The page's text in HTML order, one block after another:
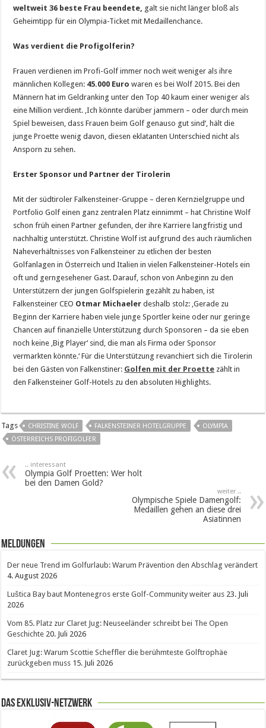
weltweit 36 beste Frau beendete, galt sie nicht länger bloß als
Geheimtipp für ein Olympia-Ticket mit Medaillenchance.
Was verdient die Profigolferin?
Frauen verdienen im Profi-Golf immer noch weit weniger als ihre
männlichen Kollegen: 45.000 Euro waren es bei Wolf 2015. Bei den
Männern hat im Geldranking unter den Top 40 kaum einer weniger als
eine Million verdient. ‚Ich könnte darüber jammern – oder durch mein
Spiel beweisen, dass Frauen beim Golf genauso gut sind‘, hält die
junge Proette wenig davon, diesen eklatanten Unterschied nicht als
Ansporn zu sehen.
Erster Sponsor und Partner der Tirolerin
Mit der südtiroler Falkensteiner-Gruppe – deren Kernzielgruppe und
Portfolio Golf einen ganz zentralen Platz einnimmt – hat Christine Wolf
schon früh einen Partner gefunden, der ihre Karriere langfristig und
nachhaltig unterstützt. Christine Wolf ist aufgrund des auch räumlichen
Naheverhältnisses von Falkensteiner zu etlichen der besten
Golfanlagen in Österreich und Italien in vielen Falkensteiner-Hotels ein
oft und gerngesehener Gast. Darauf, schon von Anbeginn zu den
Unterstützern der jungen Golfspielerin gezählt zu haben, ist
Falkensteiner CEO Otmar Michaeler deshalb stolz: ‚Gerade zu
Beginn der Karriere haben viele junge Sportler keine oder nur geringe
Chancen auf finanzielle Unterstützung durch Sponsoren – da sie eben
noch keine ‚Big Player‘ sind, die man als Firma oder Sponsor
vermarkten könnte.‘ Für die Unterstützung revanchiert sich die Tirolerin
bei den Gästen von Falkenstiner: Golfen mit der Proette zählt in
den Falkensteiner Golf-Hotels zu den absoluten Highlights.
Tags CHRISTINE WOLF FALKENSTEINER HOTELGRUPPE
OLYMPIA
ÖSTERREICHS PROFIGOLFER
.. interessant
Olympia Golf Proetten: Wer holt
bei den Damen Gold?
weiter ..
Olympische Spiele Damengolf:
Medaillen gehen an diese drei
Asiatinnen
Meldungen
Der neue Trend im Golfurlaub: Warum Prävention den Abschlag verändert
4. August 2026
Luštica Bay baut Montenegros erste Golf-Community weiter aus 23. Juli
2026
Vom 85. Platz zur Claret Jug: Neuseeländer schreibt bei The Open
Geschichte 20. Juli 2026
Claret Jug: Warum Scottie Scheffler die berühmteste Golftrophäe
zurückgeben muss 15. Juli 2026
Das Exklusiv-Netzwerk